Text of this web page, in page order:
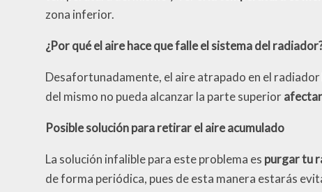
zona inferior.
¿Por qué el aire hace que falle el sistema del
Desafortunadamente, el aire atrapado en el
del mismo no pueda alcanzar la parte superior
Posible solución para retirar el aire acumulado
La solución infalible para este problema es purgar tu
de forma periódica, pues de esta manera estarás